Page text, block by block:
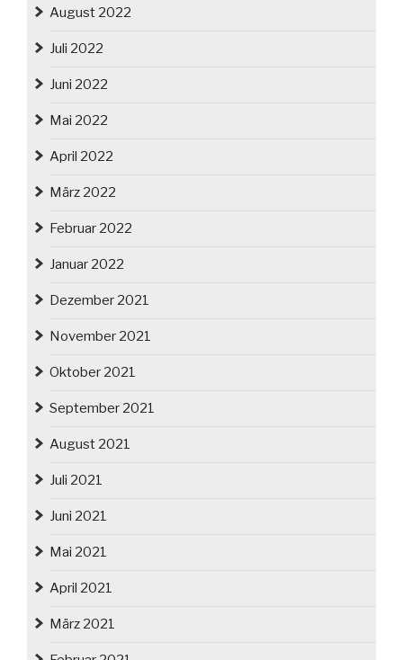
August 2022
Juli 2022
Juni 2022
Mai 2022
April 2022
März 2022
Februar 2022
Januar 2022
Dezember 2021
November 2021
Oktober 2021
September 2021
August 2021
Juli 2021
Juni 2021
Mai 2021
April 2021
März 2021